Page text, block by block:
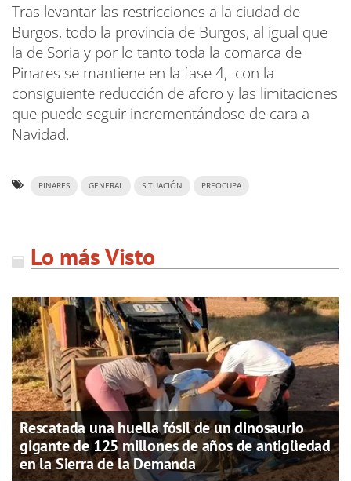
Tras levantar las restricciones a la ciudad de
Burgos, todo la provincia de Burgos, al igual que
la de Soria y por lo tanto toda la comarca de
Pinares se mantiene en la fase 4, con la
consiguiente reducción de aforo y las limitaciones
que puede seguir incrementándose de cara a
Navidad.
PINARES GENERAL SITUACIÓN PREOCUPA
Lo más Visto
Rescatada una huella fósil de un dinosaurio
gigante de 125 millones de años de antigüedad
en la Sierra de la Demanda